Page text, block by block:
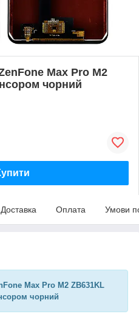
Max Pro M2
чорний
Доставка Оплата Умови
Max Pro M2 ZB631KL
чорний